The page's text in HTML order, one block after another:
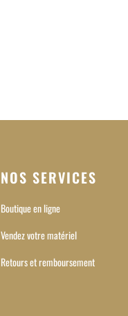
NOS SERVICES
Boutique en ligne
Vendez votre matériel
Retours et remboursement